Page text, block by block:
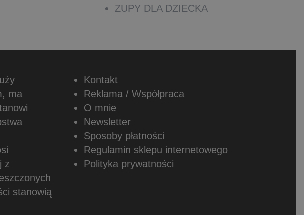
ZUPY DLA DZIECKA
ma
z
stanowią
Kontakt
Reklama / Współpraca
O mnie
Newsletter
Sposoby płatności
Regulamin sklepu internetowego
Polityka prywatności